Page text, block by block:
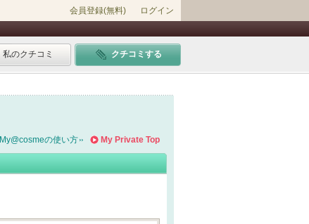
会員登録(無料) ログイン
私のクチコミ クチコミする
My Private Top
My@cosmeの使い方